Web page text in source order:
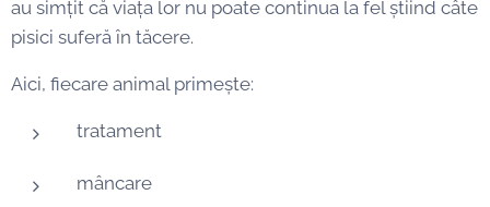
au simțit că viața lor nu poate continua la fel știind câte
pisici suferă în tăcere.
Aici, fiecare animal primește:
tratament
mâncare